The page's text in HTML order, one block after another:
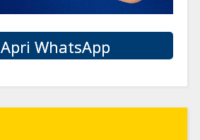
Apri WhatsApp